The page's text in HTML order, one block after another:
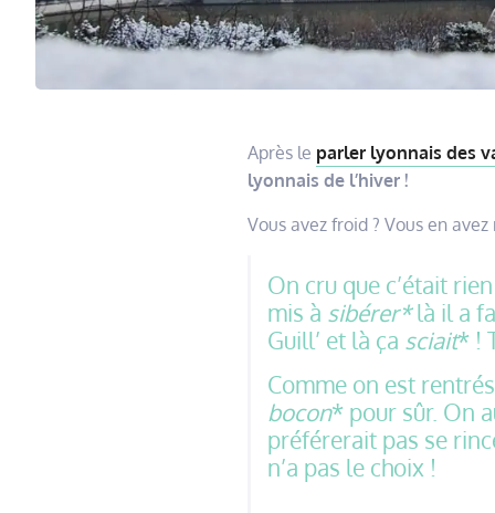
Après le parler lyonnais des
lyonnais de l’hiver !
Vous avez froid ? Vous en
On cru que c’était
mis à sibérer*là il a
Guill’ et là ça sciait* !
Comme on est
bocon* pour sûr. On
préférerait pas se
n’a pas le choix !